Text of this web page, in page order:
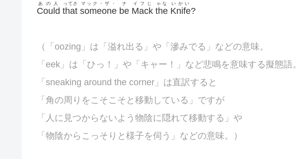
Could
あの人
that
ってさ
someone
マック・ザ・
be
ナ
Mack
イフじ
the
ゃな
Knife
いかい
?
（「oozing」は「溢れ出る」や「滲みでる」などの意味。
「eek」は「ひっ！」や「キャー！」など悲鳴を意味する擬態語。
「sneaking around the corner」は直訳すると
「角の周りをこそこそと移動している」ですが
「人に見つからないよう物陰に隠れて移動する」や
「物陰からこっそりと様子を伺う」などの意味。）